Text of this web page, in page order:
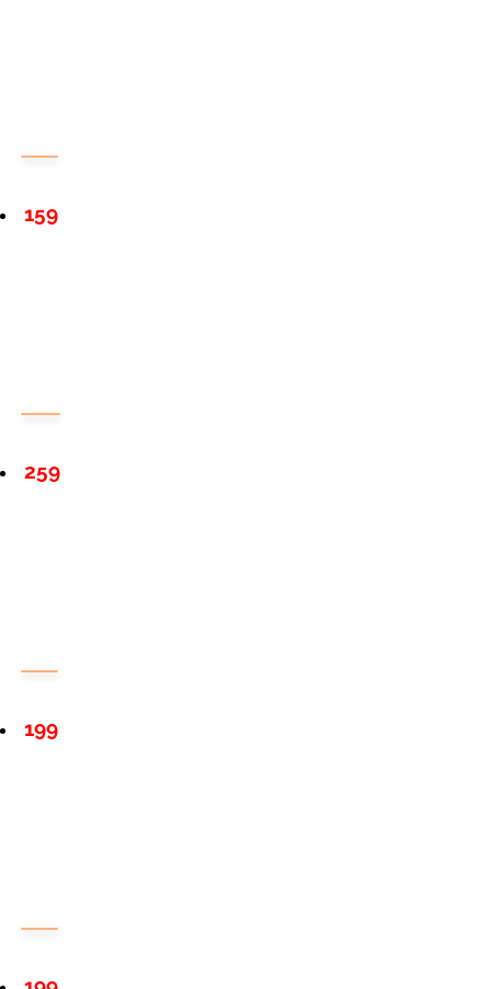
159
259
199